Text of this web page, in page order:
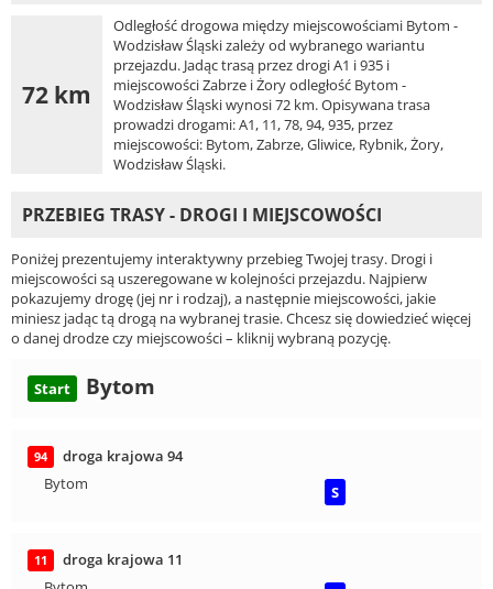
72 km
Odległość drogowa między miejscowościami Bytom -
Wodzisław Śląski zależy od wybranego wariantu
przejazdu. Jadąc trasą przez drogi A1 i 935 i
miejscowości Zabrze i Żory odległość Bytom -
Wodzisław Śląski wynosi 72 km. Opisywana trasa
prowadzi drogami: A1, 11, 78, 94, 935, przez
miejscowości: Bytom, Zabrze, Gliwice, Rybnik, Żory,
Wodzisław Śląski.
PRZEBIEG TRASY - DROGI I MIEJSCOWOŚCI
Poniżej prezentujemy interaktywny przebieg Twojej trasy. Drogi i
miejscowości są uszeregowane w kolejności przejazdu. Najpierw
pokazujemy drogę (jej nr i rodzaj), a następnie miejscowości, jakie
miniesz jadąc tą drogą na wybranej trasie. Chcesz się dowiedzieć więcej
o danej drodze czy miejscowości – kliknij wybraną pozycję.
Start Bytom
94
droga krajowa 94
Bytom
S
11
droga krajowa 11